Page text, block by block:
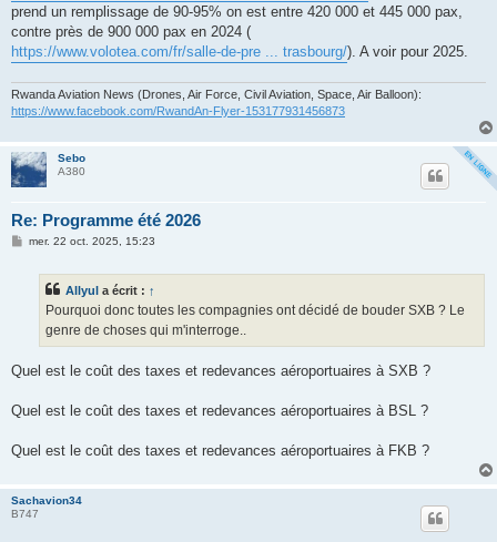
prend un remplissage de 90-95% on est entre 420 000 et 445 000 pax,
contre près de 900 000 pax en 2024 (
https://www.volotea.com/fr/salle-de-pre ... trasbourg/). A voir pour 2025.
Rwanda Aviation News (Drones, Air Force, Civil Aviation, Space, Air Balloon):
https://www.facebook.com/RwandAn-Flyer-153177931456873
Sebo
A380
Re: Programme été 2026
Mmer. 22 oct. 2025, 15:23
Allyul a écrit : ↑
Pourquoi donc toutes les compagnies ont décidé de bouder SXB ? Le
genre de choses qui m'interroge..
Quel est le coût des taxes et redevances aéroportuaires à SXB ?
Quel est le coût des taxes et redevances aéroportuaires à BSL ?
Quel est le coût des taxes et redevances aéroportuaires à FKB ?
Sachavion34
B747